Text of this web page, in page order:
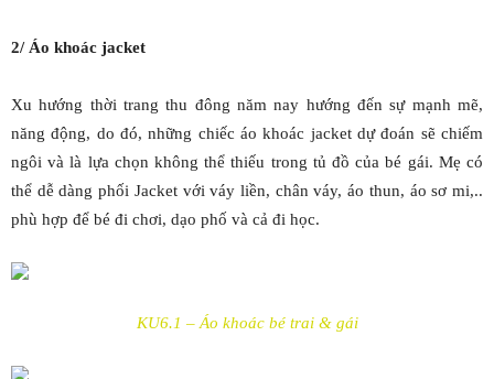
2/ Áo khoác jacket
Xu hướng thời trang thu đông năm nay hướng đến sự mạnh mẽ,
năng động, do đó, những chiếc áo khoác jacket dự đoán sẽ chiếm
ngôi và là lựa chọn không thể thiếu trong tủ đồ của bé gái. Mẹ có
thể dễ dàng phối Jacket với váy liền, chân váy, áo thun, áo sơ mi,..
phù hợp để bé đi chơi, dạo phố và cả đi học.
KU6.1 – Áo khoác bé trai & gái